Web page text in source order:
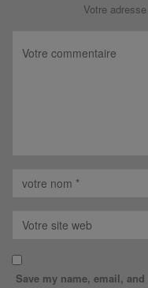
Votre
Save my name, email,